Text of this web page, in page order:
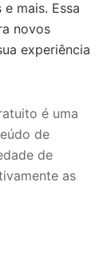
mais. Essa
novos
experiência
é uma
de
de
as